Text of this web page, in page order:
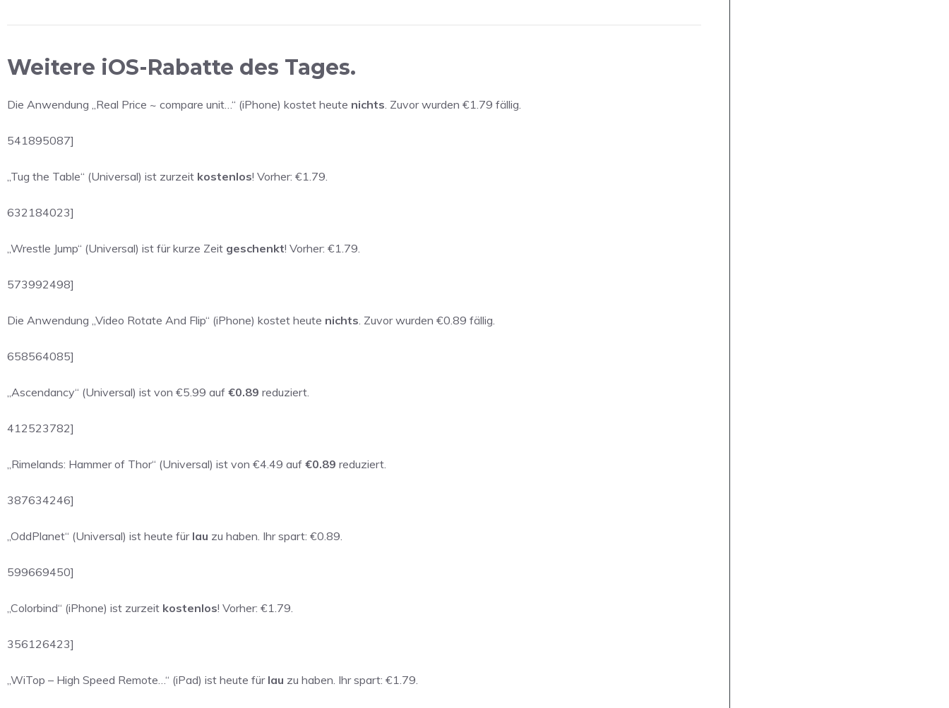
Weitere iOS-Rabatte des Tages.
Die Anwendung „Real Price ~ compare unit…“ (iPhone) kostet heute nichts . Zuvor wurden €1.79 fällig.
541895087]
„Tug the Table“ (Universal) ist zurzeit kostenlos! Vorher: €1.79.
632184023]
„Wrestle Jump“ (Universal) ist für kurze Zeit geschenkt! Vorher: €1.79.
573992498]
Die Anwendung „Video Rotate And Flip“ (iPhone) kostet heute nichts . Zuvor wurden €0.89 fällig.
658564085]
„Ascendancy“ (Universal) ist von €5.99 auf €0.89 reduziert.
412523782]
„Rimelands: Hammer of Thor“ (Universal) ist von €4.49 auf €0.89 reduziert.
387634246]
„OddPlanet“ (Universal) ist heute für lau zu haben. Ihr spart: €0.89.
599669450]
„Colorbind“ (iPhone) ist zurzeit kostenlos! Vorher: €1.79.
356126423]
„WiTop – High Speed Remote…“ (iPad) ist heute für lau zu haben. Ihr spart: €1.79.